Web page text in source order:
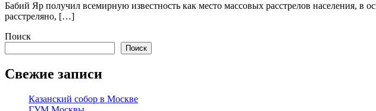
Бабий Яр получил всемирную известность как место массовых расстрелов населения,
расстреляно, […]
Поиск
Поиск
Свежие записи
Казанский собор в Москве